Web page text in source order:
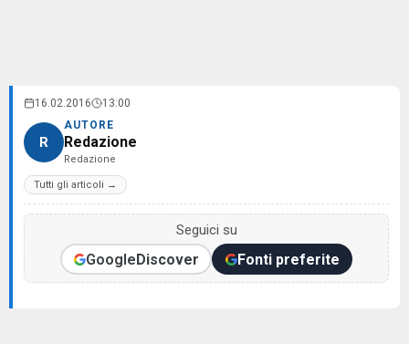
16.02.2016 13:00
R
AUTORE
Redazione
Redazione
Tutti gli articoli →
Seguici su
GoogleDiscover Fonti preferite